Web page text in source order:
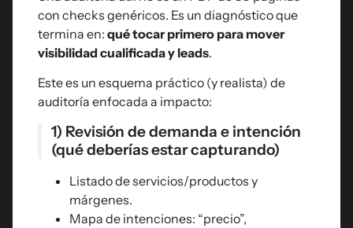
con checks genéricos. Es un diagnóstico que
termina en: qué tocar primero para mover
visibilidad cualificada y leads.
Este es un esquema práctico (y realista) de
auditoría enfocada a impacto:
1) Revisión de demanda e intención
(qué deberías estar capturando)
Listado de servicios/productos y
márgenes.
Mapa de intenciones: “precio”,